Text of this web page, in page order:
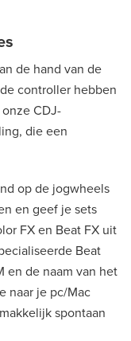
functies
de hand van de
controller hebben
CDJ-
die een
op de jogwheels
en geef je sets
FX en Beat FX uit
Beat
en de naam van het
naar je pc/Mac
spontaan